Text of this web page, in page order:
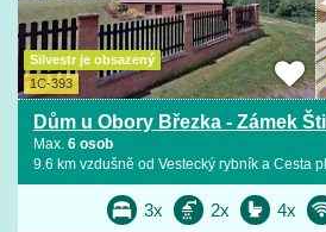
Silvestr je obsazený
1C-393
Dům u Obory Březka - Zámek
Max. 6 osob
9.6 km vzdušně od Vestecký rybník a Cesta
3x 2x 4x